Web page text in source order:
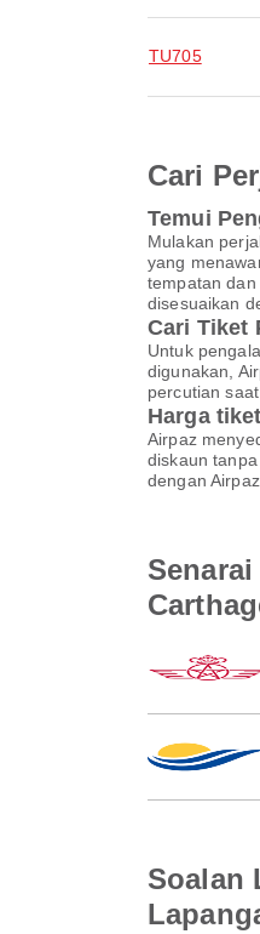
TU705
Cari
Temui
Mulakan
yang
tempatan
disesuaikan
Cari Tiket
Untuk
digunakan,
percutian
Harga
Airpaz
diskaun
dengan
Soalan